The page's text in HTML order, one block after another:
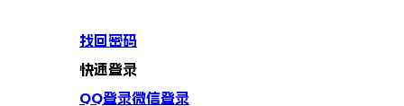
找回密码
快速登录
QQ登录微信登录